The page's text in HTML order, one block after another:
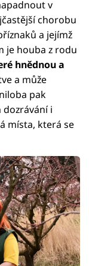
v
chorobu
a jejímž
je houba z rodu
hnědnou a
a může
pak
i
místa, která se